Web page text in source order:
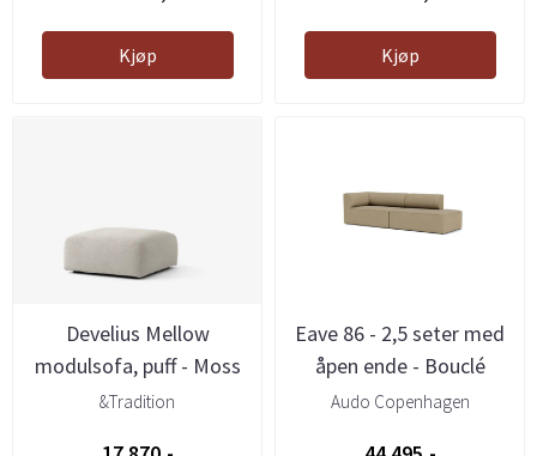
Kjøp Kjøp
Develius Mellow
modulsofa, puff - Moss
04, ...
&Tradition
Eave 86 - 2,5 seter med
åpen ende - Bouclé
Beige
Audo Copenhagen